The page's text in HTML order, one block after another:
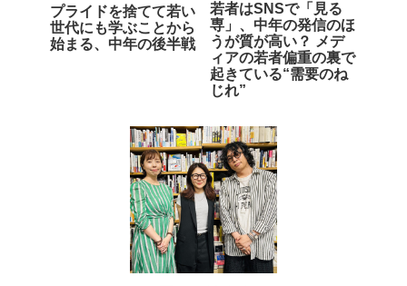
プライドを捨てて若い
世代にも学ぶことから
始まる、中年の後半戦
若者はSNSで「見る
専」、中年の発信のほ
うが質が高い？ メデ
ィアの若者偏重の裏で
起きている“需要のね
じれ”